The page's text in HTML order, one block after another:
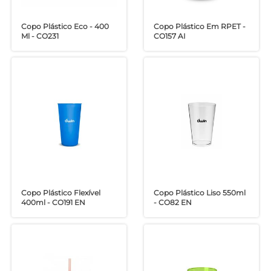
Copo Plástico Eco - 400
Ml - CO231
Copo Plástico Em RPET -
CO157 AI
Copo Plástico Flexível
400ml - CO191 EN
Copo Plástico Liso 550ml
- CO82 EN